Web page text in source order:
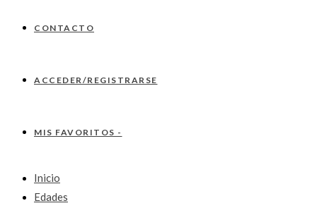
CONTACTO
ACCEDER/REGISTRARSE
MIS FAVORITOS -
Inicio
Edades